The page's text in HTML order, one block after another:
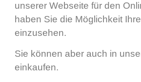
unserer Webseite für den
haben Sie die Möglichkeit
einzusehen.
Sie können aber auch in
einkaufen.